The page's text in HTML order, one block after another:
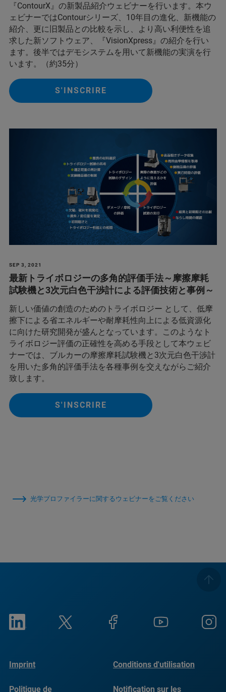
『ContourX』の新製品紹介ウェビナーを行います。本ウ
ェビナーではContourシリーズ、10年目の進化、新機能の
紹介、更に旧製品との比較を示し、より高い利便性を追
求した新ソフトウェア、『VisionXpress』の紹介を行い
ます。後半ではデモシステムを用いて新機能の実演を行
います。（約35分）
S'INSCRIRE
SEP 3, 2021
最新トライボロジーの多角的評価手法～摩擦摩耗
試験機と3次元白色干渉計による評価技術と事例～
新しい価値の創造のためのトライボロジー として、低摩
擦下による省エネルギーや耐摩耗性向上による低資源化
に向けた研究開発が盛んとなっています。このようなト
ライボロジー評価の正確性を高める手段として本ウェビ
ナーでは、ブルカーの摩擦摩耗試験機と3次元白色干渉計
を用いた多角的評価手法を各種事例を交えながらご紹介
致します。
S'INSCRIRE
光学プロファイラーに関するウェビナーをご覧ください
Imprint Conditions d'utilisation
Politique de Notification sur les